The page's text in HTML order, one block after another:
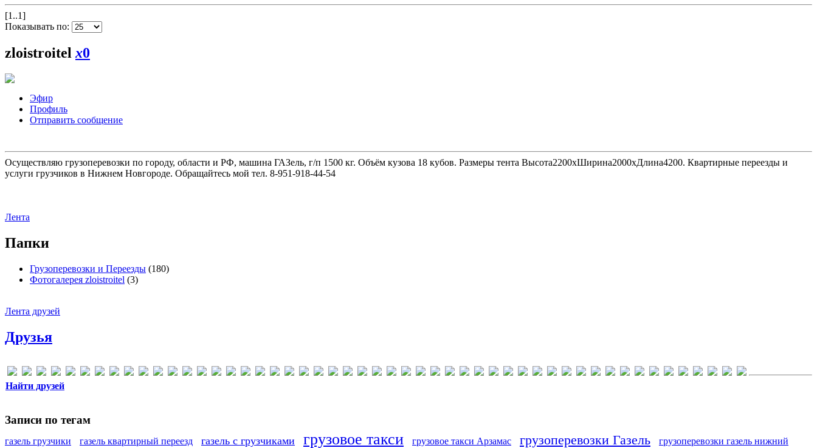
[1..1]
Показывать по:
zloistroitel x0
Эфир
Профиль
Отправить сообщение
Осуществляю грузоперевозки по городу, области и РФ, машина ГАЗель, г/п 1500 кг. Объём кузова 18 кубов. Размеры тента Высота2200хШирина2000хДлина4200. Квартирные переезды и
услуги грузчиков в Нижнем Новгороде. Обращайтесь мой тел. 8-951-918-44-54
Лента
Папки
Грузоперевозки и Переезды (180)
Фотогалерея zloistroitel (3)
Лента друзей
Друзья
Найти друзей
Записи по тегам
газель грузчики газель квартирный переезд газель с грузчиками грузовое такси грузовое такси Арзамас грузоперевозки Газель грузоперевозки газель нижний